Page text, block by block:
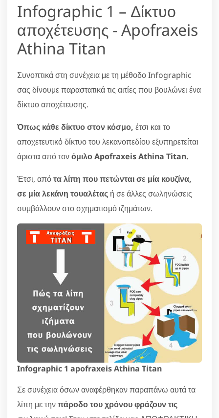
Infographic 1 – Δίκτυο
αποχέτευσης - Apofraxeis
Athina Titan
Συνοπτικά στη συνέχεια με τη μέθοδο Infographic
σας δίνουμε παραστατικά τις αιτίες που βουλώνει ένα
δίκτυο αποχέτευσης.
Όπως κάθε δίκτυο στον κόσμο, έτσι και το
αποχετευτικό δίκτυο του λεκανοπεδίου εξυπηρετείται
άριστα από τονόμιλο Apofraxeis Athina Titan.
Έτσι, απότα λίπη που πετώνται σε μία κουζίνα,
σε μία λεκάνη τουαλέτας ή σε άλλες σωληνώσεις
συμβάλλουν στο σχηματισμό ιζημάτων.
Infographic 1 apofraxeis Athina Titan
Σε συνέχεια όσων αναφέρθηκαν παραπάνω αυτά τα
λίπη με τηνπάροδο του χρόνου φράζουν τις